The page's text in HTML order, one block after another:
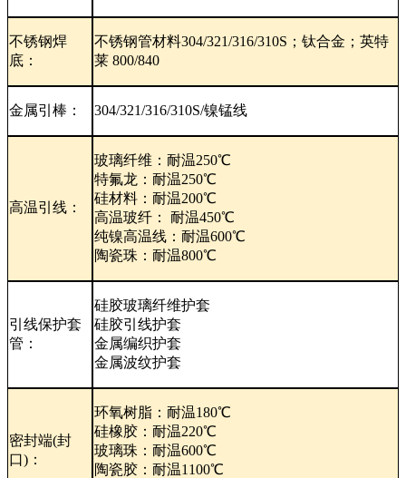
不锈钢焊
底：
不锈钢管材料304/321/316/310S；钛合金；英特
莱 800/840
金属引棒： 304/321/316/310S/镍锰线
高温引线：
玻璃纤维：耐温250℃
特氟龙：耐温250℃
硅材料：耐温200℃
高温玻纤： 耐温450℃
纯镍高温线：耐温600℃
陶瓷珠：耐温800℃
引线保护套
管：
硅胶玻璃纤维护套
硅胶引线护套
金属编织护套
金属波纹护套
密封端(封
口)：
环氧树脂：耐温180℃
硅橡胶：耐温220℃
玻璃珠：耐温600℃
陶瓷胶：耐温1100℃